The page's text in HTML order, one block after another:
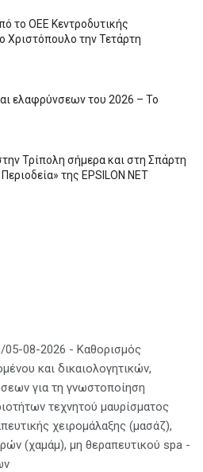
το ΟΕΕ Κεντροδυτικής
Χριστόπουλο την Τετάρτη
ελαφρύνσεων του 2026 – Το
Τρίπολη σήμερα και στη Σπάρτη
της EPSILON NET
08-2026 - Καθορισμός
και δικαιολογητικών,
για τη γνωστοποίηση
τεχνητού μαυρίσματος
χειρομάλαξης (μασάζ),
(χαμάμ), μη θεραπευτικού spa -